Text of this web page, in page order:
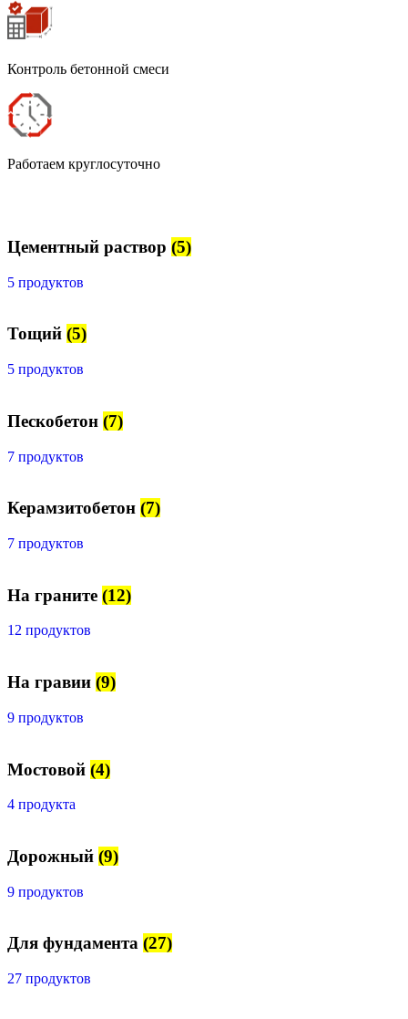
Контроль бетонной смеси
Работаем круглосуточно
Цементный раствор (5)
5 продуктов
Тощий (5)
5 продуктов
Пескобетон (7)
7 продуктов
Керамзитобетон (7)
7 продуктов
На граните (12)
12 продуктов
На гравии (9)
9 продуктов
Мостовой (4)
4 продукта
Дорожный (9)
9 продуктов
Для фундамента (27)
27 продуктов